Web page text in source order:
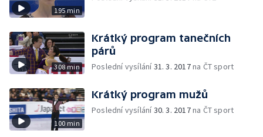
195 min
308 min
Krátký program tanečních
párů
Poslední vysílání31. 3. 2017na ČT sport
100 min
Krátký program mužů
Poslední vysílání30. 3. 2017na ČT sport